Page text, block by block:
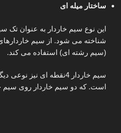
ساختار میله ای
شناخته می شود. از سیم
(سیم رشته ای) استفاده می کند.
سیم خاردار 4نقطه ای نیز
است. که دو سیم خاردار روی